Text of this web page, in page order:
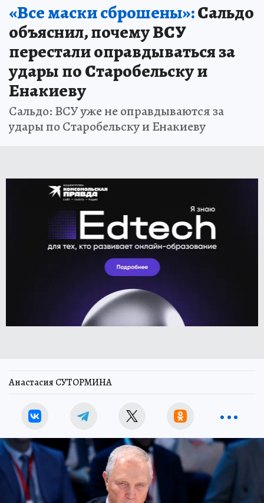
«Все маски сброшены»:Сальдо
объяснил, почему ВСУ
перестали оправдываться за
удары по Старобельску и
Енакиеву
Сальдо: ВСУ уже не оправдываются за
удары по Старобельску и Енакиеву
Анастасия СУТОРМИНА